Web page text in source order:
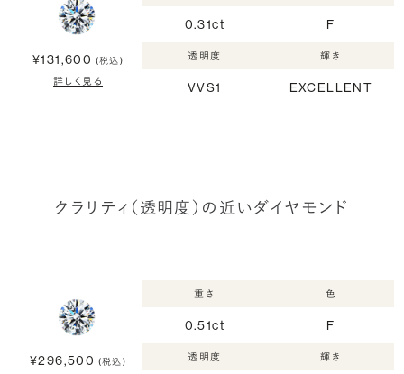
¥131,600 (税込)
詳しく見る
0.31ct F
透明度
VVS1
輝き
EXCELLENT
クラリティ（透明度）の近いダイヤモンド
¥296,500 (税込)
重さ
0.51ct
色
F
透明度 輝き